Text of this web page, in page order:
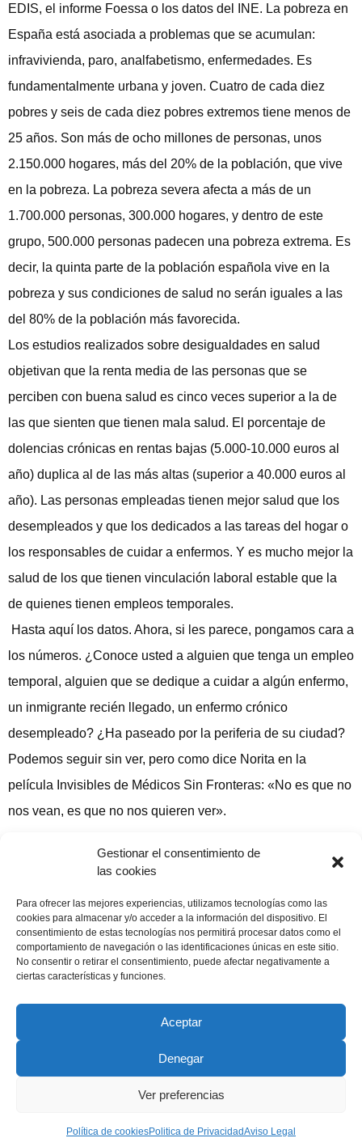
Gestionar el consentimiento de
las cookies
Para ofrecer las mejores experiencias, utilizamos tecnologías como las
cookies para almacenar y/o acceder a la información del dispositivo. El
consentimiento de estas tecnologías nos permitirá procesar datos como el
comportamiento de navegación o las identificaciones únicas en este sitio.
No consentir o retirar el consentimiento, puede afectar negativamente a
ciertas características y funciones.
Aceptar
Denegar
Ver preferencias
Política de cookiesPolitica de PrivacidadAviso Legal
EDIS, el informe Foessa o los datos del INE. La pobreza en
España está asociada a problemas que se acumulan:
infravivienda, paro, analfabetismo, enfermedades. Es
fundamentalmente urbana y joven. Cuatro de cada diez
pobres y seis de cada diez pobres extremos tiene menos de
25 años. Son más de ocho millones de personas, unos
2.150.000 hogares, más del 20% de la población, que vive
en la pobreza. La pobreza severa afecta a más de un
1.700.000 personas, 300.000 hogares, y dentro de este
grupo, 500.000 personas padecen una pobreza extrema. Es
decir, la quinta parte de la población española vive en la
pobreza y sus condiciones de salud no serán iguales a las
del 80% de la población más favorecida.
Los estudios realizados sobre desigualdades en salud
objetivan que la renta media de las personas que se
perciben con buena salud es cinco veces superior a la de
las que sienten que tienen mala salud. El porcentaje de
dolencias crónicas en rentas bajas (5.000-10.000 euros al
año) duplica al de las más altas (superior a 40.000 euros al
año). Las personas empleadas tienen mejor salud que los
desempleados y que los dedicados a las tareas del hogar o
los responsables de cuidar a enfermos. Y es mucho mejor la
salud de los que tienen vinculación laboral estable que la
de quienes tienen empleos temporales.
Hasta aquí los datos. Ahora, si les parece, pongamos cara a
los números. ¿Conoce usted a alguien que tenga un empleo
temporal, alguien que se dedique a cuidar a algún enfermo,
un inmigrante recién llegado, un enfermo crónico
desempleado? ¿Ha paseado por la periferia de su ciudad?
Podemos seguir sin ver, pero como dice Norita en la
película Invisibles de Médicos Sin Fronteras: «No es que no
nos vean, es que no nos quieren ver».
Emilio Ramos. El Adelanto 29 Dicembre 2007
Compartir publicación
29 diciembre, 2007
Copyright © 2022 ADSP Salamanca. Todos los derechos